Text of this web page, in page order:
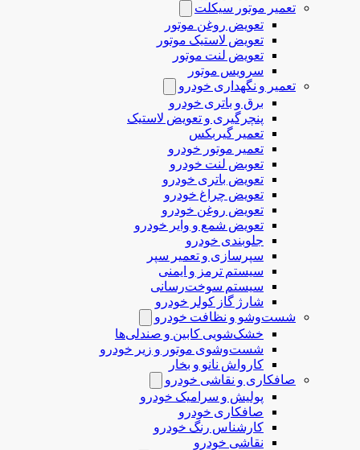
تعمیر موتور سیکلت
تعویض روغن موتور
تعویض لاستیک موتور
تعویض لنت موتور
سرویس موتور
تعمیر و نگهداری خودرو
برق و باتری خودرو
پنچرگیری و تعویض لاستیک
تعمیر گیربکس
تعمیر موتور خودرو
تعوبض لنت خودرو
تعویض باتری خودرو
تعویض چراغ خودرو
تعویض روغن خودرو
تعویض شمع و وایر خودرو
جلوبندی خودرو
سپرسازی و تعمیر سپر
سیستم ترمز و ایمنی
سیستم سوخت‌رسانی
شارژ گاز کولر خودرو
شست‌وشو و نظافت خودرو
خشک‌شویی کابین و صندلی‌ها
شست‌وشوی موتور و زیر خودرو
کارواش نانو و بخار
صافکاری و نقاشی خودرو
پولیش و سرامیک خودرو
صافکاری خودرو
کارشناس رنگ خودرو
نقاشی خودرو